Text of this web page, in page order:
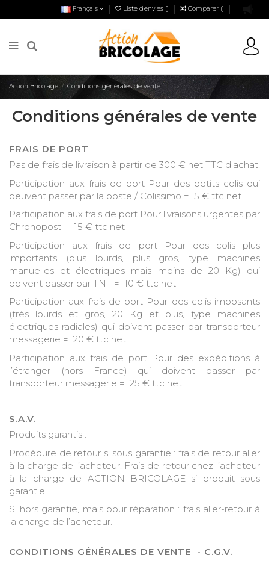
Français Liste d'envies () Comparer ()
Action Bricolage Conditions générales de vente
Conditions générales de vente
FRAIS DE PORT
Pas de frais de livraison à partir de 300 € net TTC d'achat.
Participation aux frais de port Pour des petits colis qui
peuvent passer par la poste / Colissimo = 5 € ttc net
Participation aux frais de port Pour livraisons urgentes par
Chronopost = 15 € ttc net
Participation aux frais de port Pour des colis plus
importants (plus lourds, plus gros, type machines
manuelles et électriques mais moins de 20 Kg) qui
doivent passer par TNT = 10 € ttc net
Participation aux frais de port Pour des colis imposants
(très lourds et gros, 20 Kg et plus, type machines
électriques radiales) qui doivent passer par transporteur
messagerie = 20 € ttc net
Participation aux frais de port Pour des expéditions à
l’étranger (hors France) qui doivent passer par
transporteur messagerie = 25 € ttc net
S.A.V.
Produits garantis :
Procédure de retour si sous garantie : frais de retour aller
à la charge de l’acheteur. Frais de retour chez l’acheteur
à la charge de ACTION BRICOLAGE si produit sous
garantie.
Si hors garantie, mais pour réparation : frais aller-retour à
la charge de l’acheteur.
CONDITIONS GÉNÉRALES DE VENTE - C.G.V.